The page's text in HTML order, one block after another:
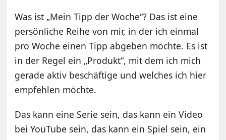
Was ist „Mein Tipp der Woche“? Das ist eine
persönliche Reihe von mir, in der ich einmal
pro Woche einen Tipp abgeben möchte. Es ist
in der Regel ein „Produkt“, mit dem ich mich
gerade aktiv beschäftige und welches ich hier
empfehlen möchte.
Das kann eine Serie sein, das kann ein Video
bei YouTube sein, das kann ein Spiel sein, ein